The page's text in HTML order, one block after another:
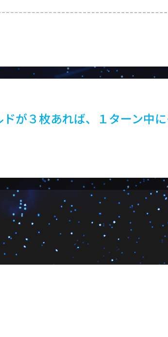
が３枚あれば、１ターン中